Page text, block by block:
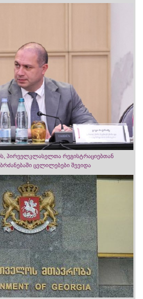
პირველკლასელთა რეგისტრაციებთან
ცვლილებები შევიდა